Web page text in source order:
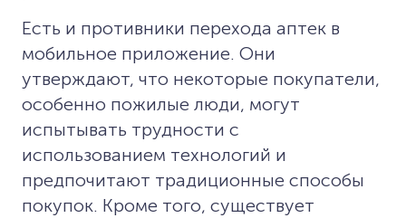
Есть и противники перехода аптек в
мобильное приложение. Они
утверждают, что некоторые покупатели,
особенно пожилые люди, могут
испытывать трудности с
использованием технологий и
предпочитают традиционные способы
покупок. Кроме того, существует